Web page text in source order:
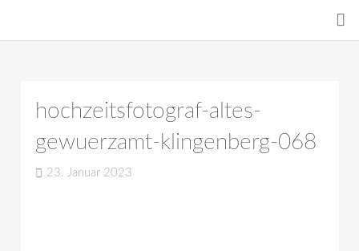
hochzeitsfotograf-altes-
gewuerzamt-klingenberg-068
23. Januar 2023